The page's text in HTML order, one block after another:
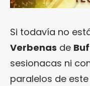
Si todavía no
Verbenas de
sesionacas ni
paralelos de